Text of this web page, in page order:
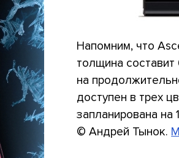
Напомним, что
толщина
на
доступен в трех
запланирована
© Андрей Тынок.